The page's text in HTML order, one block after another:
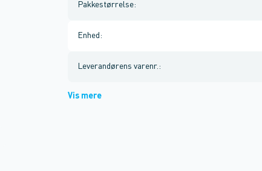
Pakkestørrelse:
Enhed :
Leverandørens varenr. :
Vis mere